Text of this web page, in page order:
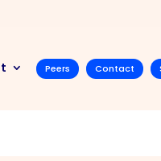
Peers Contact